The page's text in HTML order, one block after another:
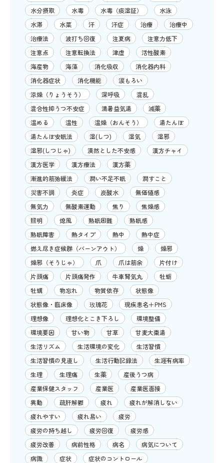
水分摂取
水毒 水毒（痰湿証）
水泳
水滞
水菜 汗 汗症 治療
治療中
治療法
波打ち回復 注夏病
注意力低下
注意点
注意転換法 津虚
活性酸素
海産物
海藻 消化吸収
消化器内科
消化器症状
消化機能
涙もろい
涼燥（りょうそう）
深呼吸
混乱
混合性抑うつ不安症
清暑益気湯
減薬
温める
温性 温燥（おんそう）
湯たんぽ
湯たんぽ安眠法
湿(しつ) 湿気
湿邪
湿邪(しつじゃ)
漠然とした不安感
漢方チャイ
漢方医学
漢方療法
漢方薬
漸進的筋弛緩法
潤い不足不眠
潤すこと
災害不調
炎症 炭酸水
無価値感
無気力
無酸素運動 焦り
焦燥感
照明
熄風 熟眠困難
熟眠感
熟眠障害
熱タイプ 熱中
熱中症
燃え尽き症候群（バーンアウト）
燥
燥邪
燥邪（そうじゃ）
爪 爪は筋余
片付け
片頭痛
片頭痛発作 牛車腎気丸
牡蛎
牡蠣
物忘れ 物質依存
状態像
状態像・臨床像
玫瑰花
現疾患名＋PMS
理想像
理想化とこき下ろし
環境整備
環境要因
甘い物 甘草
甘麦大棗湯
生活リズム
生活環境の変化
生活習慣
生活習慣の見直し
生活行動記録法
生涯有病率
生理
生理痛 生薬
産後うつ病
産業保健スタッフ
産業医
産業医面接
異動
疏肝解鬱 疲れ
疲れが解消しない
疲れやすい
疲れ易い
疲労
疲労の持ち越し
疲労回復
疲労感
疲労改善
病前性格 病名
病気について
病識
症状
症状のコントロール